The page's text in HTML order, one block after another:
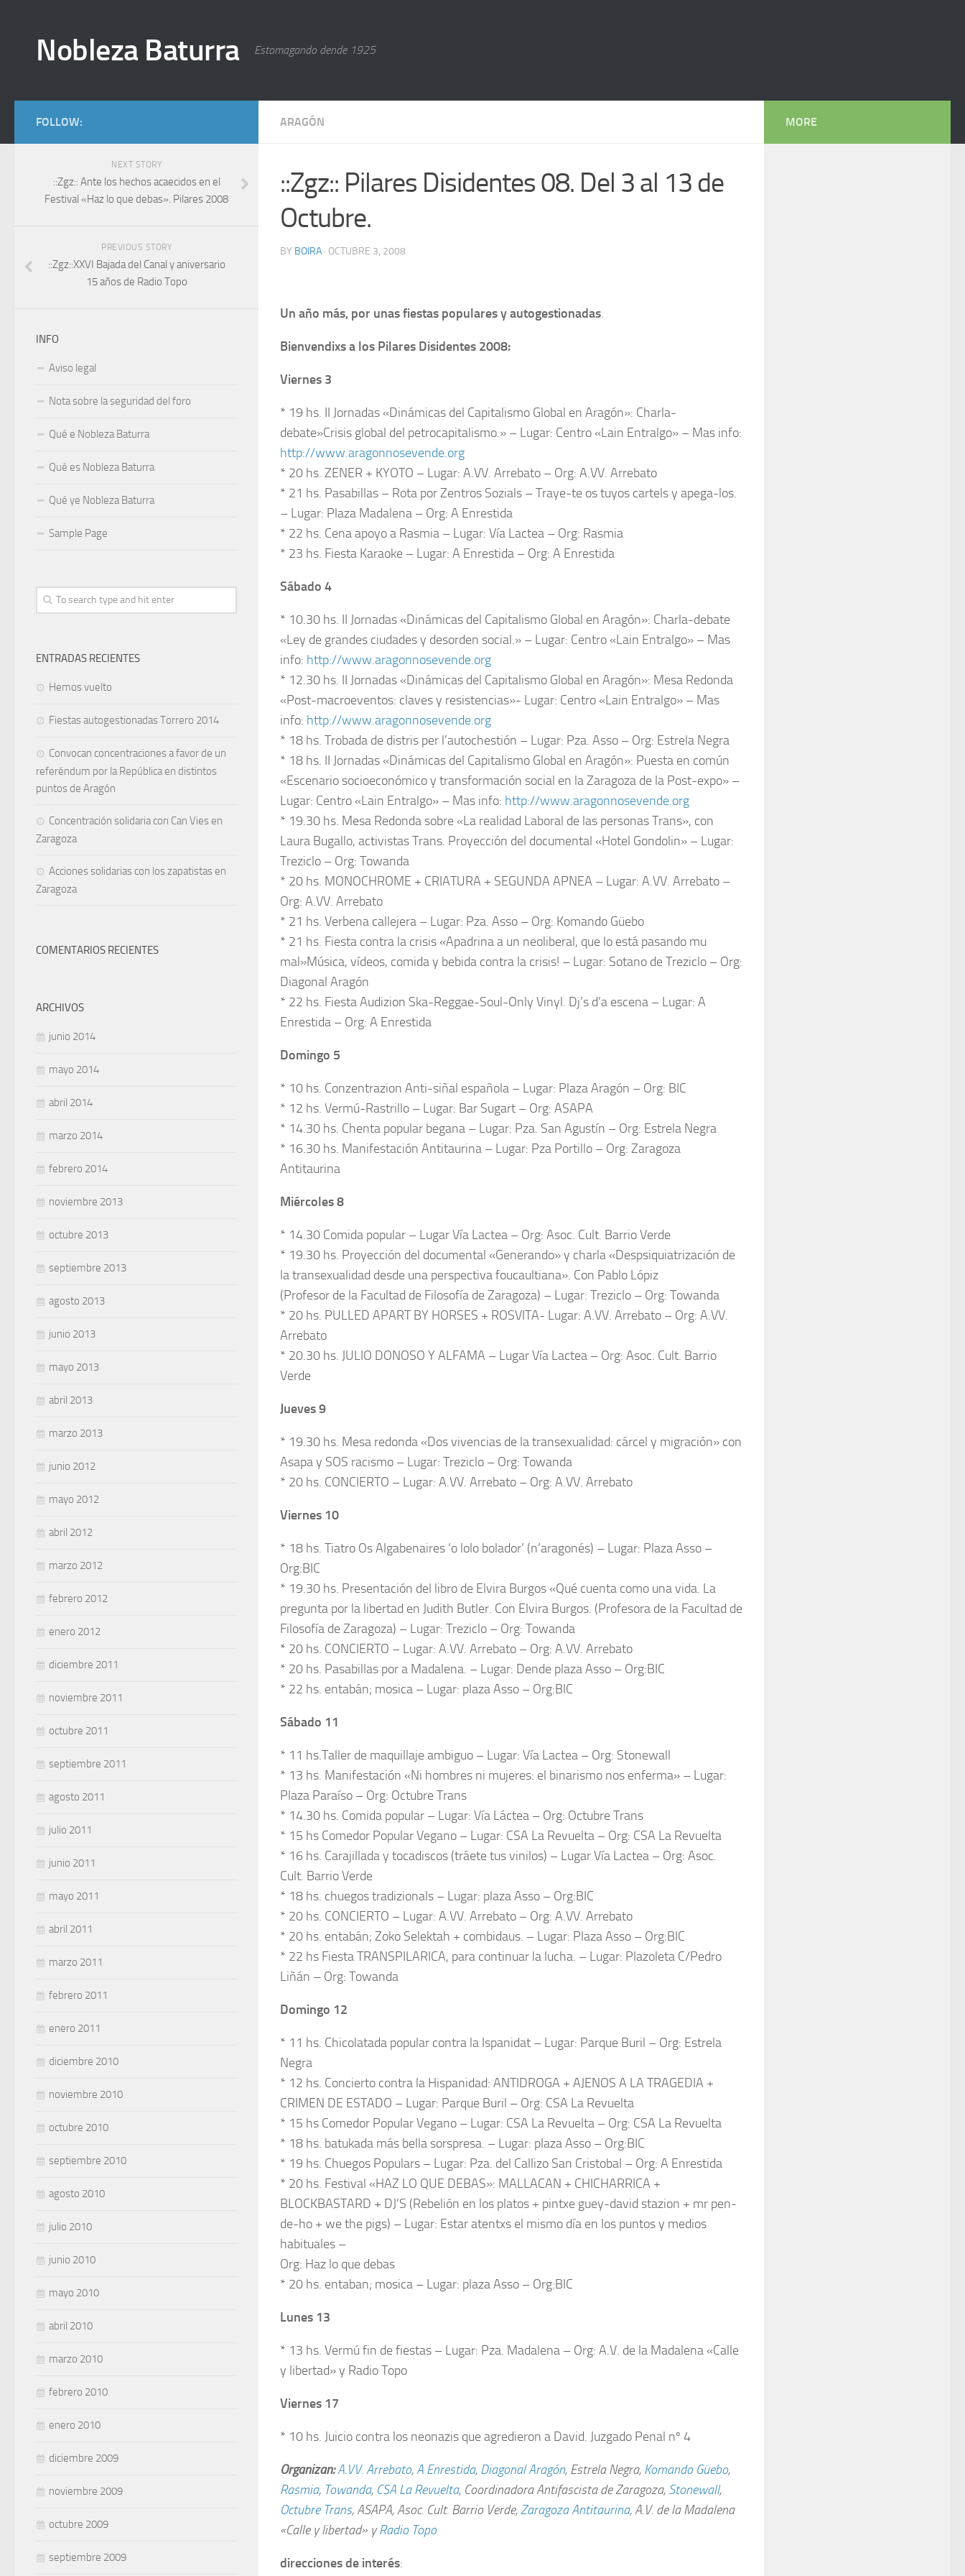
Nobleza Baturra Estomagando dende 1925
ARAGÓN
::Zgz:: Pilares Disidentes 08. Del 3 al 13 de
Octubre.
BY BOIRA · OCTUBRE 3, 2008
Un año más, por unas fiestas populares y autogestionadas.
Bienvendixs a los Pilares Disidentes 2008:
Viernes 3
* 19 hs. II Jornadas «Dinámicas del Capitalismo Global en Aragón»: Charla-
debate»Crisis global del petrocapitalismo.» – Lugar: Centro «Lain Entralgo» – Mas info:
http://www.aragonnosevende.org
* 20 hs. ZENER + KYOTO – Lugar: A.VV. Arrebato – Org: A.VV. Arrebato
* 21 hs. Pasabillas – Rota por Zentros Sozials – Traye-te os tuyos cartels y apega-los.
– Lugar: Plaza Madalena – Org: A Enrestida
* 22 hs. Cena apoyo a Rasmia – Lugar: Vía Lactea – Org: Rasmia
* 23 hs. Fiesta Karaoke – Lugar: A Enrestida – Org: A Enrestida
Sábado 4
* 10.30 hs. II Jornadas «Dinámicas del Capitalismo Global en Aragón»: Charla-debate
«Ley de grandes ciudades y desorden social.» – Lugar: Centro «Lain Entralgo» – Mas
info: http://www.aragonnosevende.org
* 12.30 hs. II Jornadas «Dinámicas del Capitalismo Global en Aragón»: Mesa Redonda
«Post-macroeventos: claves y resistencias»- Lugar: Centro «Lain Entralgo» – Mas
info: http://www.aragonnosevende.org
* 18 hs. Trobada de distris per l’autochestión – Lugar: Pza. Asso – Org: Estrela Negra
* 18 hs. II Jornadas «Dinámicas del Capitalismo Global en Aragón»: Puesta en común
«Escenario socioeconómico y transformación social en la Zaragoza de la Post-expo» –
Lugar: Centro «Lain Entralgo» – Mas info: http://www.aragonnosevende.org
* 19.30 hs. Mesa Redonda sobre «La realidad Laboral de las personas Trans», con
Laura Bugallo, activistas Trans. Proyección del documental «Hotel Gondolin» – Lugar:
Treziclo – Org: Towanda
* 20 hs. MONOCHROME + CRIATURA + SEGUNDA APNEA – Lugar: A.VV. Arrebato –
Org: A.VV. Arrebato
* 21 hs. Verbena callejera – Lugar: Pza. Asso – Org: Komando Güebo
* 21 hs. Fiesta contra la crisis «Apadrina a un neoliberal, que lo está pasando mu
mal»Música, vídeos, comida y bebida contra la crisis! – Lugar: Sotano de Treziclo – Org:
Diagonal Aragón
* 22 hs. Fiesta Audizion Ska-Reggae-Soul-Only Vinyl. Dj’s d’a escena – Lugar: A
Enrestida – Org: A Enrestida
Domingo 5
* 10 hs. Conzentrazion Anti-siñal española – Lugar: Plaza Aragón – Org: BIC
* 12 hs. Vermú-Rastrillo – Lugar: Bar Sugart – Org: ASAPA
* 14.30 hs. Chenta popular begana – Lugar: Pza. San Agustín – Org: Estrela Negra
* 16.30 hs. Manifestación Antitaurina – Lugar: Pza Portillo – Org: Zaragoza
Antitaurina
Miércoles 8
* 14.30 Comida popular – Lugar Vía Lactea – Org: Asoc. Cult. Barrio Verde
* 19.30 hs. Proyección del documental «Generando» y charla «Despsiquiatrización de
la transexualidad desde una perspectiva foucaultiana». Con Pablo Lópiz
(Profesor de la Facultad de Filosofía de Zaragoza) – Lugar: Treziclo – Org: Towanda
* 20 hs. PULLED APART BY HORSES + ROSVITA- Lugar: A.VV. Arrebato – Org: A.VV.
Arrebato
* 20.30 hs. JULIO DONOSO Y ALFAMA – Lugar Vía Lactea – Org: Asoc. Cult. Barrio
Verde
Jueves 9
* 19.30 hs. Mesa redonda «Dos vivencias de la transexualidad: cárcel y migración» con
Asapa y SOS racismo – Lugar: Treziclo – Org: Towanda
* 20 hs. CONCIERTO – Lugar: A.VV. Arrebato – Org: A.VV. Arrebato
Viernes 10
* 18 hs. Tiatro Os Algabenaires ‘o lolo bolador’ (n’aragonés) – Lugar: Plaza Asso –
Org:BIC
* 19.30 hs. Presentación del libro de Elvira Burgos «Qué cuenta como una vida. La
pregunta por la libertad en Judith Butler. Con Elvira Burgos. (Profesora de la Facultad de
Filosofía de Zaragoza) – Lugar: Treziclo – Org: Towanda
* 20 hs. CONCIERTO – Lugar: A.VV. Arrebato – Org: A.VV. Arrebato
* 20 hs. Pasabillas por a Madalena. – Lugar: Dende plaza Asso – Org:BIC
* 22 hs. entabán; mosica – Lugar: plaza Asso – Org:BIC
Sábado 11
* 11 hs.Taller de maquillaje ambiguo – Lugar: Vía Lactea – Org: Stonewall
* 13 hs. Manifestación «Ni hombres ni mujeres: el binarismo nos enferma» – Lugar:
Plaza Paraíso – Org: Octubre Trans
* 14.30 hs. Comida popular – Lugar: Vía Láctea – Org: Octubre Trans
* 15 hs Comedor Popular Vegano – Lugar: CSA La Revuelta – Org: CSA La Revuelta
* 16 hs. Carajillada y tocadiscos (tráete tus vinilos) – Lugar Vía Lactea – Org: Asoc.
Cult. Barrio Verde
* 18 hs. chuegos tradizionals – Lugar: plaza Asso – Org:BIC
* 20 hs. CONCIERTO – Lugar: A.VV. Arrebato – Org: A.VV. Arrebato
* 20 hs. entabán; Zoko Selektah + combidaus. – Lugar: Plaza Asso – Org:BIC
* 22 hs Fiesta TRANSPILARICA, para continuar la lucha. – Lugar: Plazoleta C/Pedro
Liñán – Org: Towanda
Domingo 12
* 11 hs. Chicolatada popular contra la Ispanidat – Lugar: Parque Buril – Org: Estrela
Negra
* 12 hs. Concierto contra la Hispanidad: ANTIDROGA + AJENOS A LA TRAGEDIA +
CRIMEN DE ESTADO – Lugar: Parque Buril – Org: CSA La Revuelta
* 15 hs Comedor Popular Vegano – Lugar: CSA La Revuelta – Org: CSA La Revuelta
* 18 hs. batukada más bella sorspresa. – Lugar: plaza Asso – Org:BIC
* 19 hs. Chuegos Populars – Lugar: Pza. del Callizo San Cristobal – Org: A Enrestida
* 20 hs. Festival «HAZ LO QUE DEBAS»: MALLACAN + CHICHARRICA +
BLOCKBASTARD + DJ’S (Rebelión en los platos + pintxe guey-david stazion + mr pen-
de-ho + we the pigs) – Lugar: Estar atentxs el mismo día en los puntos y medios
habituales –
Org: Haz lo que debas
* 20 hs. entaban; mosica – Lugar: plaza Asso – Org:BIC
Lunes 13
* 13 hs. Vermú fin de fiestas – Lugar: Pza. Madalena – Org: A.V. de la Madalena «Calle
y libertad» y Radio Topo
Viernes 17
* 10 hs. Juicio contra los neonazis que agredieron a David. Juzgado Penal nº 4
Organizan:A.VV. Arrebato,A Enrestida, Diagonal Aragón, Estrela Negra, Komando Güebo,
Rasmia, Towanda, CSA La Revuelta, Coordinadora Antifascista de Zaragoza, Stonewall,
Octubre Trans, ASAPA, Asoc. Cult. Barrio Verde,Zaragoza Antitaurina, A.V. de la Madalena
«Calle y libertad» yRadio Topo
direcciones de interés:
FOLLOW:
NEXT STORY
::Zgz:: Ante los hechos acaecidos en el
Festival «Haz lo que debas». Pilares 2008
PREVIOUS STORY
::Zgz::XXVI Bajada del Canal y aniversario
15 años de Radio Topo
INFO
Aviso legal
Nota sobre la seguridad del foro
Qué e Nobleza Baturra
Qué es Nobleza Baturra
Qué ye Nobleza Baturra
Sample Page
ENTRADAS RECIENTES
Hemos vuelto
Fiestas autogestionadas Torrero 2014
Convocan concentraciones a favor de un
referéndum por la República en distintos
puntos de Aragón
Concentración solidaria con Can Vies en
Zaragoza
Acciones solidarias con los zapatistas en
Zaragoza
COMENTARIOS RECIENTES
ARCHIVOS
junio 2014
mayo 2014
abril 2014
marzo 2014
febrero 2014
noviembre 2013
octubre 2013
septiembre 2013
agosto 2013
junio 2013
mayo 2013
abril 2013
marzo 2013
junio 2012
mayo 2012
abril 2012
marzo 2012
febrero 2012
enero 2012
diciembre 2011
noviembre 2011
octubre 2011
septiembre 2011
agosto 2011
julio 2011
junio 2011
mayo 2011
abril 2011
marzo 2011
febrero 2011
enero 2011
diciembre 2010
noviembre 2010
octubre 2010
septiembre 2010
agosto 2010
julio 2010
junio 2010
mayo 2010
abril 2010
marzo 2010
febrero 2010
enero 2010
diciembre 2009
noviembre 2009
octubre 2009
septiembre 2009
MORE